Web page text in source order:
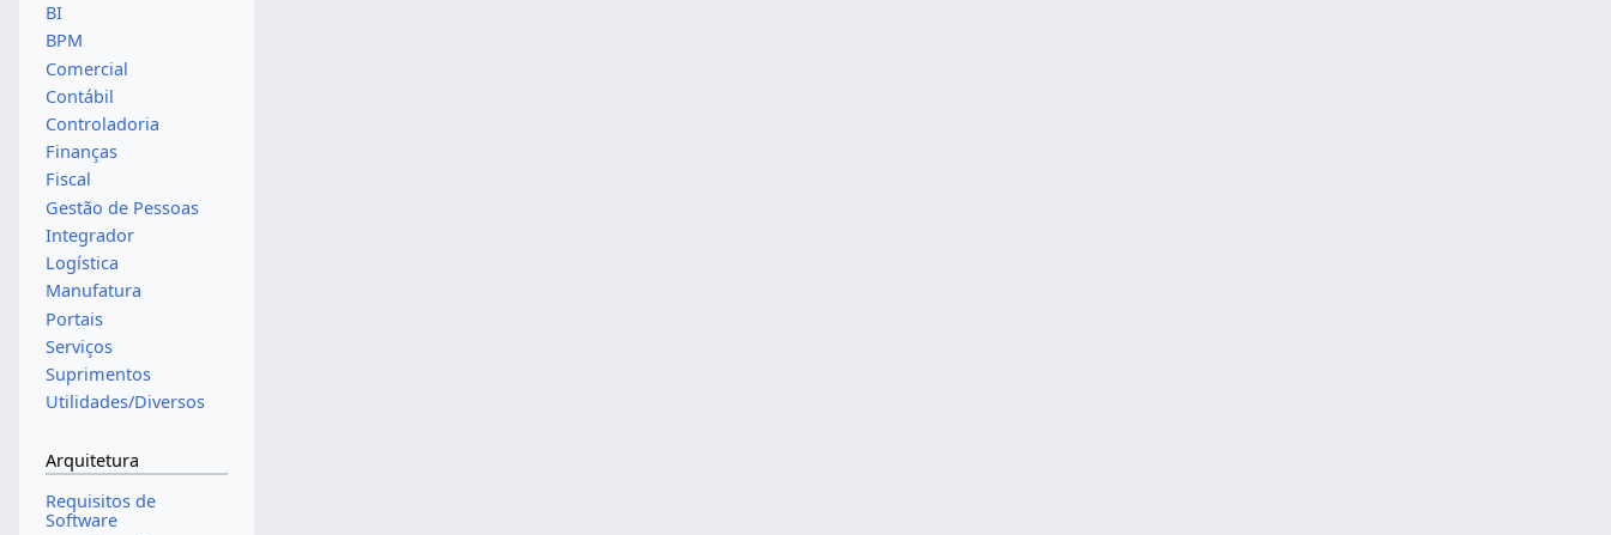
BI
BPM
Comercial
Contábil
Controladoria
Finanças
Fiscal
Gestão de Pessoas
Integrador
Logística
Manufatura
Portais
Serviços
Suprimentos
Utilidades/Diversos
Arquitetura
Requisitos de
Software